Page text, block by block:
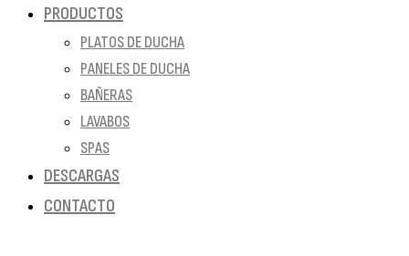
PRODUCTOS
PLATOS DE DUCHA
PANELES DE DUCHA
BAÑERAS
LAVABOS
SPAS
DESCARGAS
CONTACTO